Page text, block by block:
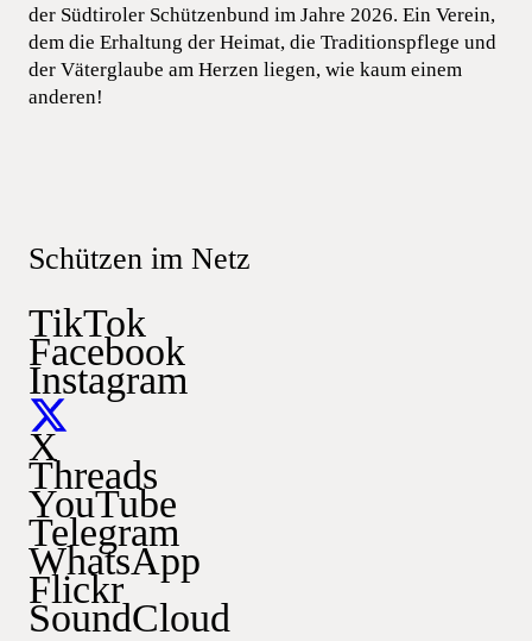
der Südtiroler Schützenbund im Jahre 2026. Ein Verein,
dem die Erhaltung der Heimat, die Traditionspflege und
der Väterglaube am Herzen liegen, wie kaum einem
anderen!
Schützen im Netz
TikTok
Facebook
Instagram
X
Threads
YouTube
Telegram
WhatsApp
Flickr
SoundCloud